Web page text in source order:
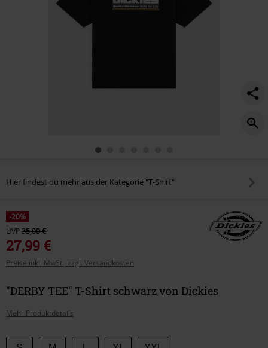
Hier findest du mehr aus der Kategorie "T-Shirt"
-20%
UVP35,00 €
27,99 €
Preise inkl. MwSt., zzgl. Versandkosten
"DERBY TEE" T-Shirt schwarz von Dickies
Mehr Produktdetails
Wähle